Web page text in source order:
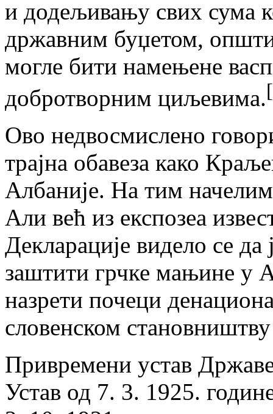
и додељивању свих сума
државним буџетом,
могле бити намењене
добротворним циљевима.
Ово недвосмислено
трајна обавеза како
Албаније. На тим
Али већ из експозеа
Декларације видело се
заштити грчке мањине у
назрети почеци
словенском
Привремени устав
Устав од 7. 3. 1925.